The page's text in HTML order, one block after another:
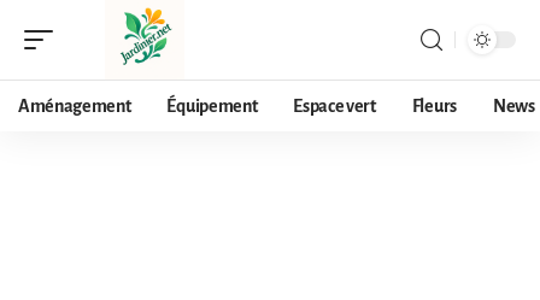
Aménagement Équipement Espace vert Fleurs News